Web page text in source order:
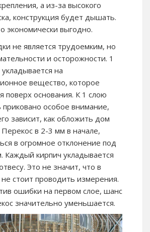
а из-за высокого
конструкция будет дышать.
экономически выгодно.
не является трудоемким, но
и осторожности. 1
на
вещество, которое
поверх основания. К 1 слою
особое внимание,
зависит, как обложить дом
Перекос в 2-3 мм в начале,
в огромное отклонение под
Каждый кирпич укладывается
Это не значит, что в
стоит проводить измерения.
ошибки на первом слое, шанс
значительно уменьшается.